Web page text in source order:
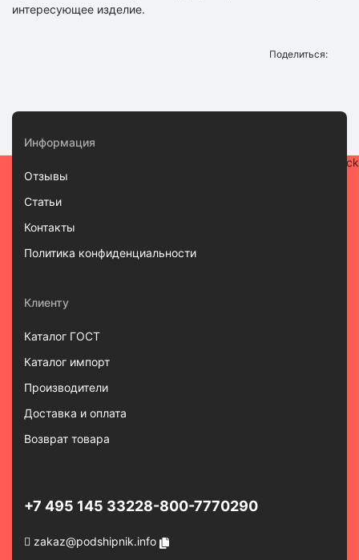
интересующее изделие.
Поделиться:
Информация
Отзывы
Статьи
Контакты
Политика конфиденциальности
Клиенту
Каталог ГОСТ
Каталог импорт
Производители
Доставка и оплата
Возврат товара
+7 495 145 33228-800-7770290
zakaz@podshipnik.info